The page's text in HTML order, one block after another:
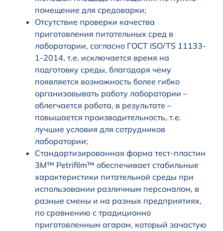
помещение для средоварки;
Отсутствие проверки качества
приготовления питательных сред в
лаборатории, согласно ГОСТ ISO/TS 11133-
1-2014, т.е. исключается время на
подготовку среды, благодаря чему
появляется возможность более гибко
организовывать работу лаборатории –
облегчается работа, в результате –
повышается производительность, т.е.
лучшие условия для сотрудников
лаборатории;
Стандартизированная форма тест-пластин
3M™ Petrifilm™ обеспечивает стабильные
характеристики питательной среды при
использовании различным персоналом, в
разные смены и на разных предприятиях,
по сравнению с традиционно
приготовленным агаром, который зачастую